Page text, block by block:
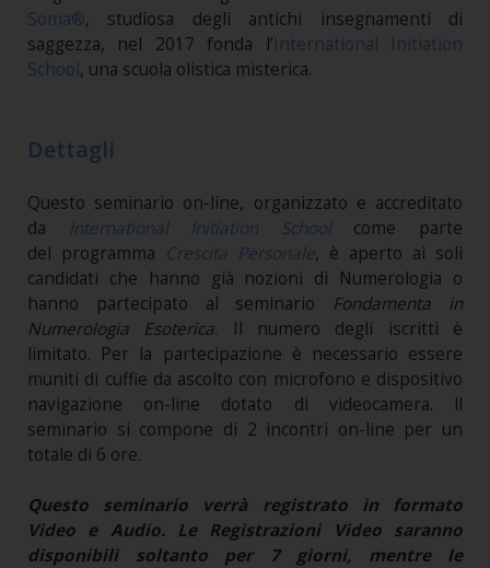
Soma®, studiosa degli antichi insegnamenti di
saggezza, nel 2017 fonda l’International Initiation
School, una scuola olistica misterica.
Dettagli
Questo seminario on-line, organizzato e accreditato
da
International Initiation Schoolcome parte
del programma Crescita Personale, è aperto ai soli
candidati che hanno già nozioni di Numerologia o
hanno partecipato al seminario Fondamenta in
Numerologia Esoterica. Il numero degli iscritti è
limitato. Per la partecipazione è necessario essere
muniti di cuffie da ascolto con microfono e dispositivo
navigazione on-line dotato di videocamera. ll
seminario si compone di 2 incontri on-line per un
totale di 6 ore.
Questo seminario verrà registrato in formato
Video e Audio. Le Registrazioni Video saranno
disponibili soltanto per 7 giorni, mentre le